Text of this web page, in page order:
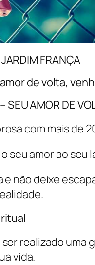
FRANÇA
de volta,
AMOR DE
com mais de
seu amor ao seu
não deixe
realizado uma
vida.